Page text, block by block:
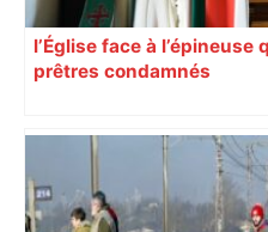
l’Église face à l’épineuse
prêtres condamnés